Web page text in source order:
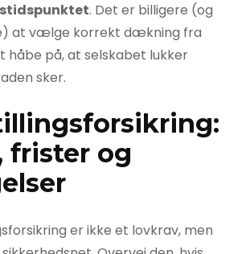
. Det er billigere (og
at vælge korrekt dækning fra
håbe på, at selskabet lukker
sker.
frister og
er ikke et lovkrav, men